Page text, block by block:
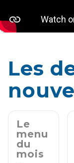
Les
Le
menu
du
mois